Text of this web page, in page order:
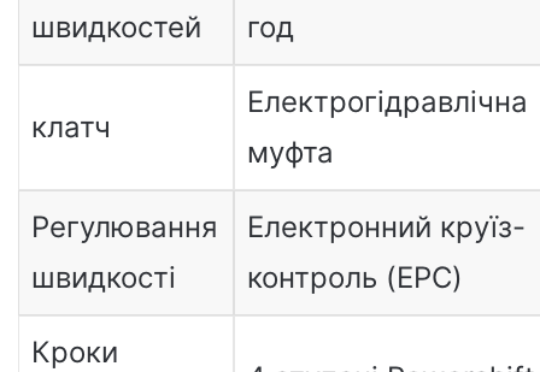
швидкостей год
клатч
Електрогідравлічна
муфта
Регулювання
швидкості
Електронний круїз-
контроль (EPC)
Кроки